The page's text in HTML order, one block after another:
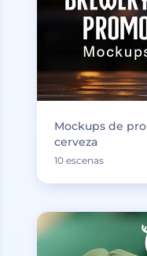
Mockups de
cerveza
10 escenas